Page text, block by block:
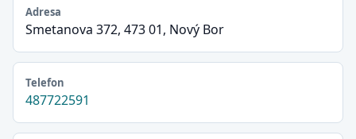
Adresa
Smetanova 372, 473 01, Nový Bor
Telefon
487722591